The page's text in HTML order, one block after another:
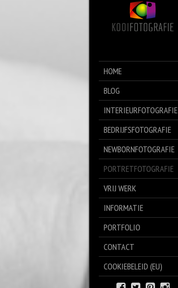
HOME
BLOG
INTERIEURFOTOGRAFIE
BEDRIJFSFOTOGRAFIE
NEWBORNFOTOGRAFIE
PORTRETFOTOGRAFIE
VRIJ WERK
INFORMATIE
PORTFOLIO
CONTACT
COOKIEBELEID (EU)